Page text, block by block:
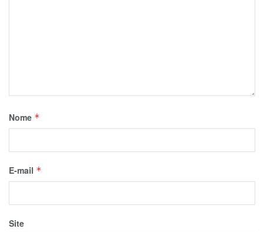
Nome *
E-mail *
Site